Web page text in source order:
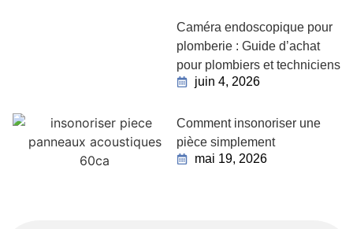
Caméra endoscopique pour
plomberie : Guide d’achat
pour plombiers et techniciens
juin 4, 2026
Comment insonoriser une
pièce simplement
mai 19, 2026